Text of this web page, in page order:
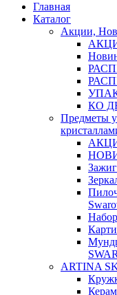
Главная
Каталог
Акции,
КО
Предметы
ARTINA